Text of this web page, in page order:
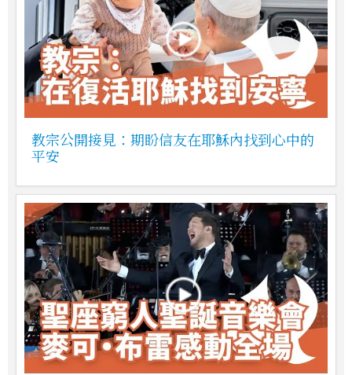
教宗公開接見：期盼信友在耶穌內找到心中的
平安